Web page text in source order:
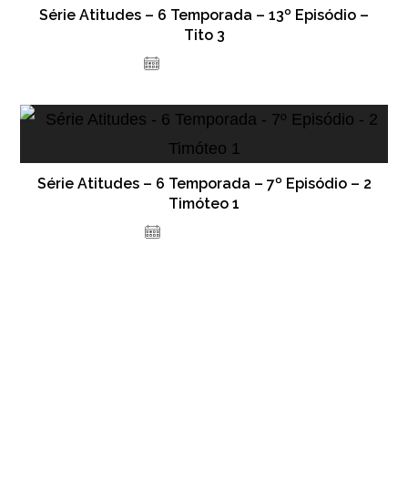
Série Atitudes – 6 Temporada – 13º Episódio –
Tito 3
Série Atitudes – 6 Temporada – 7º Episódio – 2
Timóteo 1